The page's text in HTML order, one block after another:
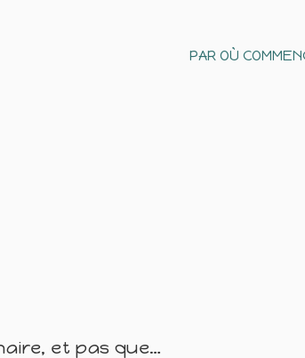
et pas que…
PAR OÙ